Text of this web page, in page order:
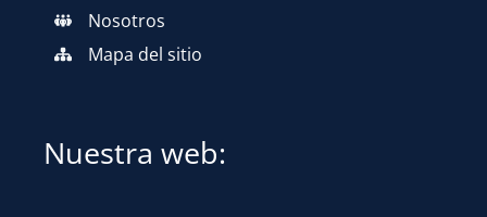
Nosotros
Mapa del sitio
Nuestra web: